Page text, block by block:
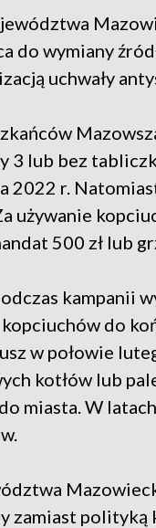
do wymiany
uchwały
3 lub bez
2022 r.
używanie
500 zł lub
kampanii
do
w połowie
kotłów lub
miasta. W
zamiast polityką